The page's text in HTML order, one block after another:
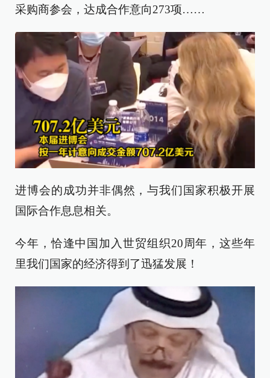
采购商参会，达成合作意向273项……
进博会的成功并非偶然，与我们国家积极开展
国际合作息息相关。
今年，恰逢中国加入世贸组织20周年，这些年
里我们国家的经济得到了迅猛发展！